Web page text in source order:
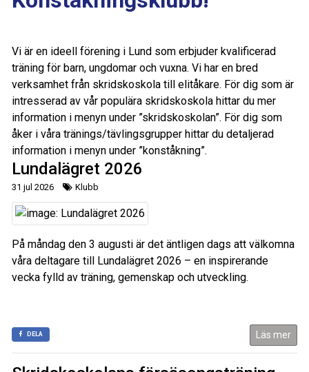
Vi är en ideell förening i Lund som erbjuder kvalificerad
träning för barn, ungdomar och vuxna. Vi har en bred
verksamhet från skridskoskola till elitåkare. För dig som är
intresserad av vår populära skridskoskola hittar du mer
information i menyn under ”skridskoskolan”. För dig som
åker i våra tränings/tävlingsgrupper hittar du detaljerad
information i menyn under ”konståkning”.
Lundalägret 2026
31 jul 2026 Klubb
På måndag den 3 augusti är det äntligen dags att välkomna
våra deltagare till Lundalägret 2026 – en inspirerande
vecka fylld av träning, gemenskap och utveckling.
DELA Läs mer